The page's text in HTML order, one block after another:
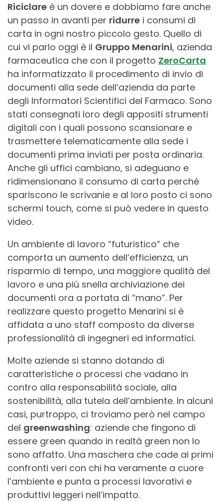
Riciclare è un dovere e dobbiamo fare anche
un passo in avanti per ridurre i consumi di
carta in ogni nostro piccolo gesto. Quello di
cui vi parlo oggi è il Gruppo Menarini, azienda
farmaceutica che con il progetto ZeroCarta
ha informatizzato il procedimento di invio di
documenti alla sede dell’azienda da parte
degli Informatori Scientifici del Farmaco. Sono
stati consegnati loro degli appositi strumenti
digitali con i quali possono scansionare e
trasmettere telematicamente alla sede i
documenti prima inviati per posta ordinaria.
Anche gli uffici cambiano, si adeguano e
ridimensionano il consumo di carta perché
spariscono le scrivanie e al loro posto ci sono
schermi touch, come si può vedere in questo
video.
Un ambiente di lavoro “futuristico” che
comporta un aumento dell’efficienza, un
risparmio di tempo, una maggiore qualità del
lavoro e una più snella archiviazione dei
documenti ora a portata di “mano”. Per
realizzare questo progetto Menarini si è
affidata a uno staff composto da diverse
professionalità di ingegneri ed informatici.
Molte aziende si stanno dotando di
caratteristiche o processi che vadano in
contro alla responsabilità sociale, alla
sostenibilità, alla tutela dell’ambiente. In alcuni
casi, purtroppo, ci troviamo però nel campo
del greenwashing: aziende che fingono di
essere green quando in realtà green non lo
sono affatto. Una maschera che cade ai primi
confronti veri con chi ha veramente a cuore
l’ambiente e punta a processi lavorativi e
produttivi leggeri nell’impatto.